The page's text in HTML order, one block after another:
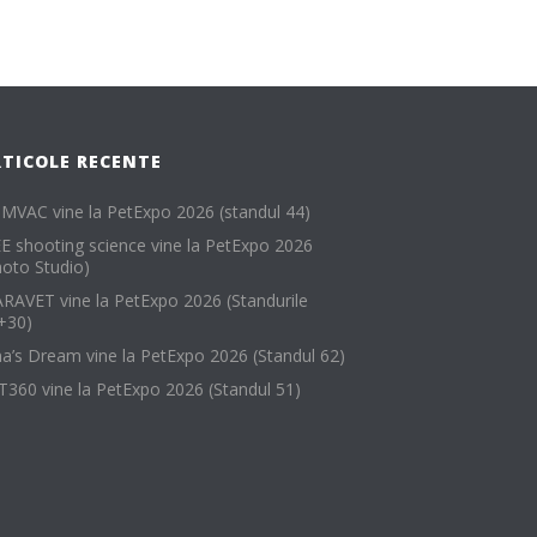
RECENTE
vine la PetExpo 2026 (standul 44)
shooting science vine la PetExpo 2026
Studio)
vine la PetExpo 2026 (Standurile
Dream vine la PetExpo 2026 (Standul 62)
vine la PetExpo 2026 (Standul 51)